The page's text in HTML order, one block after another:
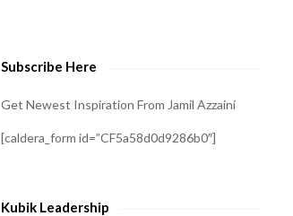
Subscribe Here
Get Newest Inspiration From Jamil Azzaini
[caldera_form id=”CF5a58d0d9286b0″]
Kubik Leadership